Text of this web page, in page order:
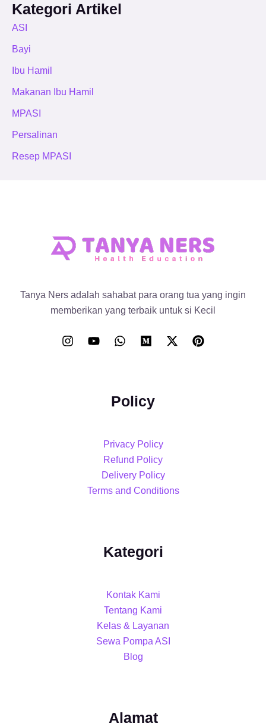
Kategori Artikel
ASI
Bayi
Ibu Hamil
Makanan Ibu Hamil
MPASI
Persalinan
Resep MPASI
Tanya Ners adalah sahabat para orang tua yang ingin
memberikan yang terbaik untuk si Kecil
Policy
Privacy Policy
Refund Policy
Delivery Policy
Terms and Conditions
Kategori
Kontak Kami
Tentang Kami
Kelas & Layanan
Sewa Pompa ASI
Blog
Alamat